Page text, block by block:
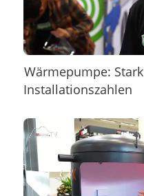
Wärmepumpe:
Installationszahlen